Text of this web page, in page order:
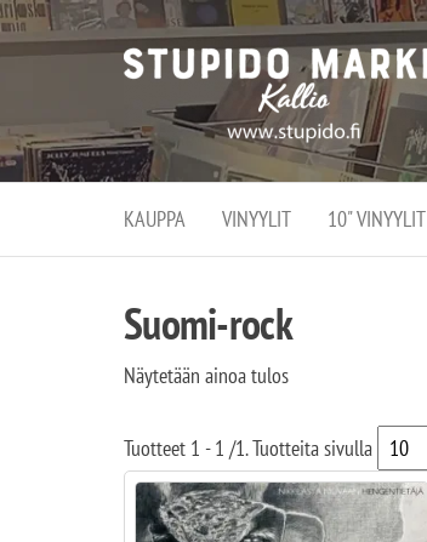
KAUPPA VINYYLIT 10" VINYYLIT
Suomi-rock
Näytetään ainoa tulos
Tuotteet 1 - 1 /1. Tuotteita sivulla